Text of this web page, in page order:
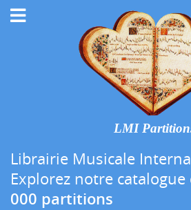
LMI
Librairie Musicale
Explorez notre catalogue
000 partitions